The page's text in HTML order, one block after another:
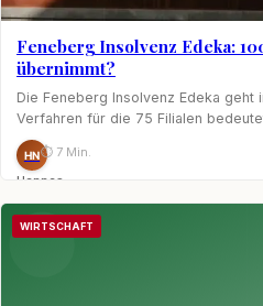
Feneberg Insolvenz Edeka:
übernimmt?
Die Feneberg Insolvenz Edeka geht
Verfahren für die 75 Filialen
HN
Hannes
Nagel
⏱ 7 Min.
WIRTSCHAFT